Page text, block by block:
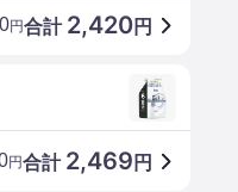
合計 2,420円
円
合計 2,469 円
円